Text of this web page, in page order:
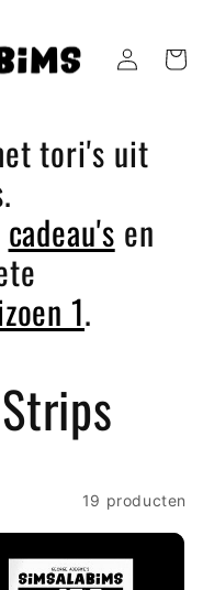
Inloggen
tori's uit
cadeau's en
1.
19 producten